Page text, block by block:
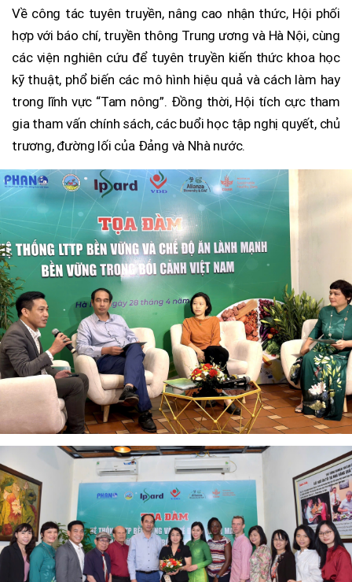
Về công tác tuyên truyền, nâng cao nhận thức, Hội phối
hợp với báo chí, truyền thông Trung ương và Hà Nội, cùng
các viện nghiên cứu để tuyên truyền kiến thức khoa học
kỹ thuật, phổ biến các mô hình hiệu quả và cách làm hay
trong lĩnh vực “Tam nông”. Đồng thời, Hội tích cực tham
gia tham vấn chính sách, các buổi học tập nghị quyết, chủ
trương, đường lối của Đảng và Nhà nước.